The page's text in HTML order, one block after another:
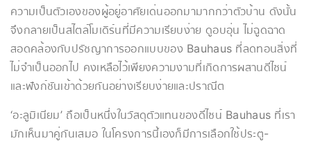
ความเป็นตัวเองของผู้อยู่อาศัยเด่นออกมามากกว่าตัวบ้าน ดังนั้น
จึงกลายเป็นสไตล์โมเดิร์นที่มีความเรียบง่าย ดูอบอุ่น ไม่ฉูดฉาด
สอดคล้องกับปรัชญาการออกแบบของ Bauhaus ที่ลดทอนสิ่งที่
ไม่จำเป็นออกไป คงเหลือไว้เพียงความงามที่เกิดการผสานดีไซน์
และฟังก์ชันเข้าด้วยกันอย่างเรียบง่ายและปราณีต
‘อะลูมิเนียม’ ถือเป็นหนึ่งในวัสดุตัวแทนของดีไซน์ Bauhaus ที่เรา
มักเห็นมาคู่กันเสมอ ในโครงการนี้เองก็มีการเลือกใช้ประตู-